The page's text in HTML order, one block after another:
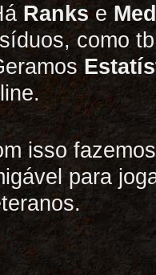
Rankse
como
isso
para